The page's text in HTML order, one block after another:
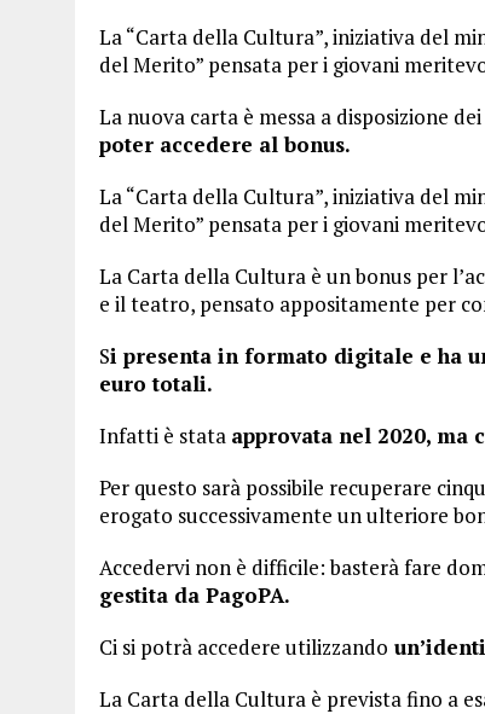
La “Carta della Cultura”, iniziativa del
del Merito” pensata per i giovani
La nuova carta è messa a disposizione
poter accedere al bonus.
La “Carta della Cultura”, iniziativa del
del Merito” pensata per i giovani
La Carta della Cultura è un bonus per
e il teatro, pensato appositamente per
Si presenta in formato digitale e ha
euro totali.
Infatti è stata approvata nel 2020,
Per questo sarà possibile recuperare
erogato successivamente un ulteriore
Accedervi non è difficile: basterà fare
gestita da PagoPA.
Ci si potrà accedere utilizzando
La Carta della Cultura è prevista fino a